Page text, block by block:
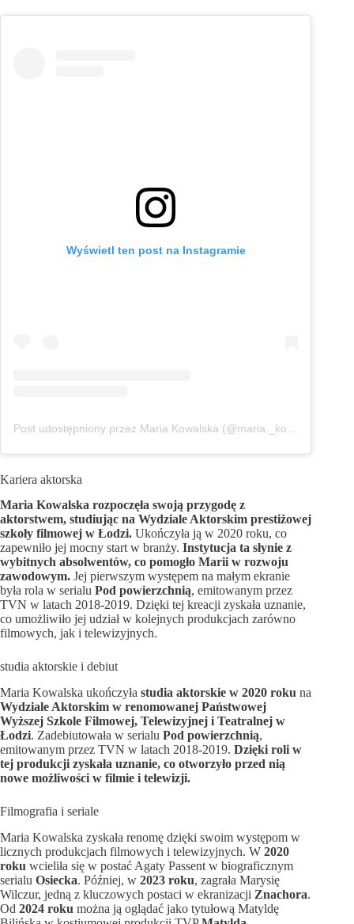
Wyświetl ten post na Instagramie
Kariera aktorska
Maria Kowalska rozpoczęła swoją przygodę z
aktorstwem, studiując na Wydziale Aktorskim prestiżowej
szkoły filmowej w Łodzi. Ukończyła ją w 2020 roku, co
zapewniło jej mocny start w branży. Instytucja ta słynie z
wybitnych absolwentów, co pomogło Marii w rozwoju
zawodowym. Jej pierwszym występem na małym ekranie
była rola w serialu Pod powierzchnią, emitowanym przez
TVN w latach 2018-2019. Dzięki tej kreacji zyskała uznanie,
co umożliwiło jej udział w kolejnych produkcjach zarówno
filmowych, jak i telewizyjnych.
studia aktorskie i debiut
Maria Kowalska ukończyła studia aktorskie w 2020 roku na
Wydziale Aktorskim w renomowanej Państwowej
Wyższej Szkole Filmowej, Telewizyjnej i Teatralnej w
Łodzi. Zadebiutowała w serialu Pod powierzchnią,
emitowanym przez TVN w latach 2018-2019. Dzięki roli w
tej produkcji zyskała uznanie, co otworzyło przed nią
nowe możliwości w filmie i telewizji.
Filmografia i seriale
Maria Kowalska zyskała renomę dzięki swoim występom w
licznych produkcjach filmowych i telewizyjnych. W 2020
roku wcieliła się w postać Agaty Passent w biograficznym
serialu Osiecka. Później, w 2023 roku, zagrała Marysię
Wilczur, jedną z kluczowych postaci w ekranizacji Znachora.
Od 2024 roku można ją oglądać jako tytułową Matyldę